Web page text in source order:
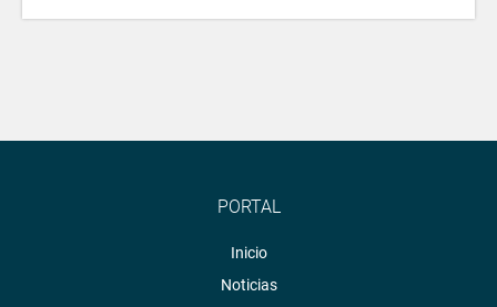
PORTAL
Inicio
Noticias